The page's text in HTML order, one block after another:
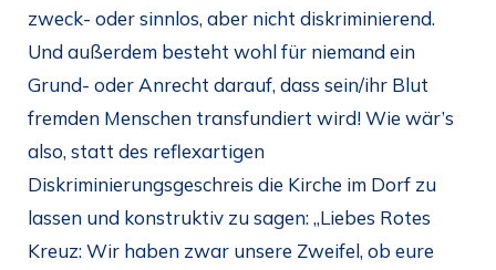
zweck- oder sinnlos, aber nicht diskriminierend.
Und außerdem besteht wohl für niemand ein
Grund- oder Anrecht darauf, dass sein/ihr Blut
fremden Menschen transfundiert wird! Wie wär’s
also, statt des reflexartigen
Diskriminierungsgeschreis die Kirche im Dorf zu
lassen und konstruktiv zu sagen: „Liebes Rotes
Kreuz: Wir haben zwar unsere Zweifel, ob eure